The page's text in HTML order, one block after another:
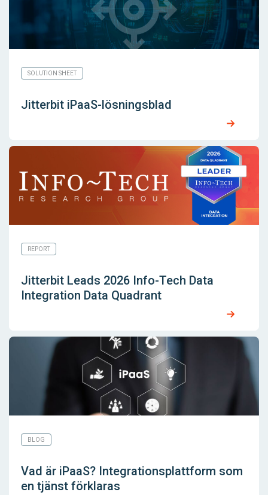
SOLUTION SHEET
Jitterbit iPaaS-lösningsblad
REPORT
Jitterbit Leads 2026 Info-Tech Data
Integration Data Quadrant
BLOG
Vad är iPaaS? Integrationsplattform som
en tjänst förklaras